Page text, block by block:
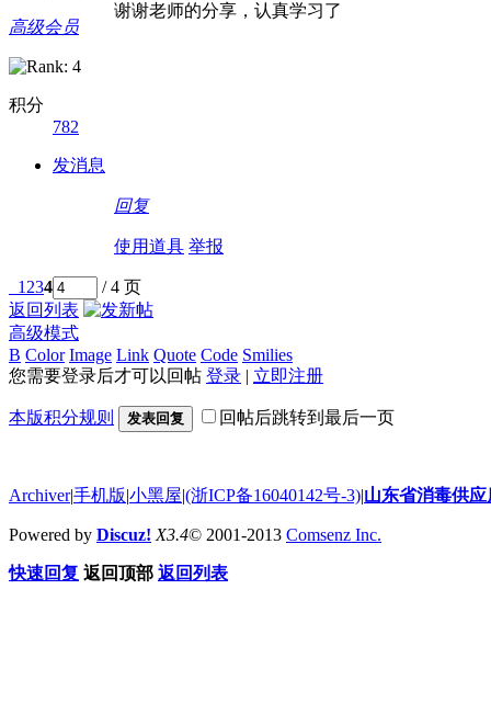
高级会员
积分
782
发消息
谢谢老师的分享，认真学习了
回复
使用道具 举报
1 234
/ 4 页
返回列表
高级模式
B Color Image Link Quote Code Smilies
您需要登录后才可以回帖 登录 | 立即注册
本版积分规则 发表回复 回帖后跳转到最后一页
Archiver|手机版|小黑屋|(浙ICP备16040142号-3)|山东省消毒供
Powered by Discuz! X3.4© 2001-2013 Comsenz Inc.
快速回复 返回顶部 返回列表